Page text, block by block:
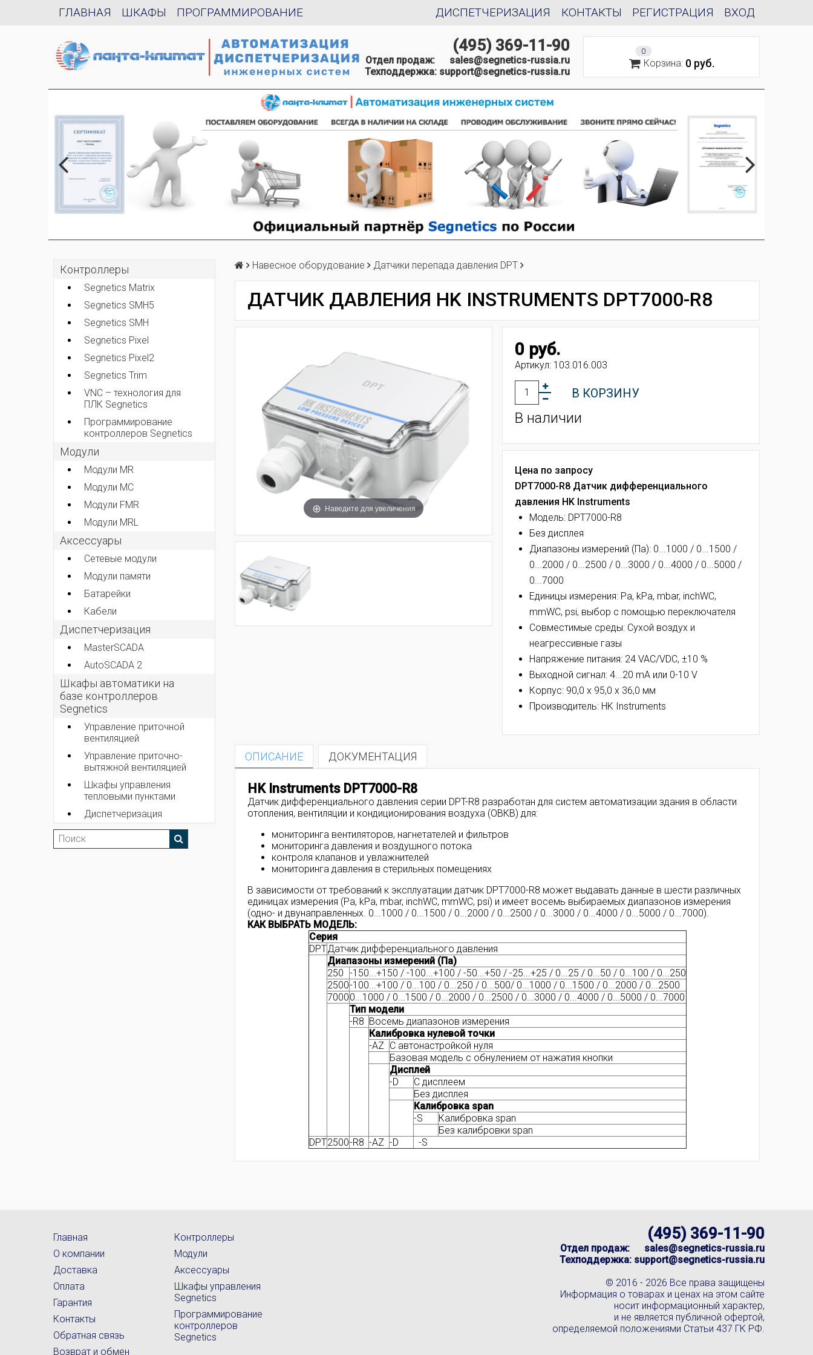
ГЛАВНАЯ ШКАФЫ ПРОГРАММИРОВАНИЕ ВХОД
РЕГИСТРАЦИЯ
КОНТАКТЫ
ДИСПЕТЧЕРИЗАЦИЯ
(495) 369-11-90
Отдел продаж: sales@segnetics-russia.ru
Техподдержка: support@segnetics-russia.ru
0
Корзина: 0 руб.
Контроллеры
Segnetics Matrix
Segnetics SMH5
Segnetics SMH
Segnetics Pixel
Segnetics Pixel2
Segnetics Trim
VNC – технология для
ПЛК Segnetics
Программирование
контроллеров Segnetics
Модули
Модули MR
Модули MC
Модули FMR
Модули MRL
Аксеcсуары
Сетевые модули
Модули памяти
Батарейки
Кабели
Диспетчеризация
MasterSCADA
AutoSCADA 2
Шкафы автоматики на
базе контроллеров
Segnetics
Управление приточной
вентиляцией
Управление приточно-
вытяжной вентиляцией
Шкафы управления
тепловыми пунктами
Диспетчеризация
Навесное оборудование Датчики перепада давления DPT
ДАТЧИК ДАВЛЕНИЯ HK INSTRUMENTS DPT7000-R8
Наведите для увеличения
0 руб.
Артикул: 103.016.003
В КОРЗИНУ
В наличии
Цена по запросу
DPT7000-R8 Датчик дифференциального
давления HK Instruments
Модель: DPT7000-R8
Без дисплея
Диапазоны измерений (Па): 0...1000 / 0...1500 /
0...2000 / 0...2500 / 0...3000 / 0...4000 / 0...5000 /
0...7000
Единицы измерения: Pa, kPa, mbar, inchWC,
mmWC, psi, выбор с помощью переключателя
Совместимые среды: Сухой воздух и
неагрессивные газы
Напряжение питания: 24 VAC/VDC, ±10 %
Выходной сигнал: 4...20 mA или 0-10 V
Корпус: 90,0 x 95,0 x 36,0 мм
Производитель: HK Instruments
ОПИСАНИЕ ДОКУМЕНТАЦИЯ
HK Instruments DPT7000-R8
Датчик дифференциального давления серии DPT-R8 разработан для систем автоматизации здания в области
отопления, вентиляции и кондиционирования воздуха (ОВКВ) для:
мониторинга вентиляторов, нагнетателей и фильтров
мониторинга давления и воздушного потока
контроля клапанов и увлажнителей
мониторинга давления в стерильных помещениях
В зависимости от требований к эксплуатации датчик DPT7000-R8 может выдавать данные в шести различных
единицах измерения (Pa, kPa, mbar, inchWC, mmWC, psi) и имеет восемь выбираемых диапазонов измерения
(одно- и двунаправленных. 0...1000 / 0...1500 / 0...2000 / 0...2500 / 0...3000 / 0...4000 / 0...5000 / 0...7000).
КАК ВЫБРАТЬ МОДЕЛЬ:
Серия
DPTДатчик дифференциального давления
Диапазоны измерений (Па)
250 -150...+150 / -100...+100 / -50...+50 / -25...+25 / 0...25 / 0...50 / 0...100 / 0...250
2500-100...+100 / 0...100 / 0...250 / 0...500/ 0...1000 / 0...1500 / 0...2000 / 0...2500
70000...1000 / 0...1500 / 0...2000 / 0...2500 / 0...3000 / 0...4000 / 0...5000 / 0...7000
Тип модели
-R8 Восемь диапазонов измерения
Калибровка нулевой точки
-AZ С автонастройкой нуля
Базовая модель с обнулением от нажатия кнопки
Дисплей
-D
С дисплеем
Без дисплея
Калибровка span
-S
Калибровка span
Без калибровки span
DPT2500-R8 -AZ -D -S
Главная
О компании
Доставка
Оплата
Гарантия
Контакты
Обратная связь
Возврат и обмен
Контроллеры
Модули
Аксессуары
Шкафы управления
Segnetics
Программирование
контроллеров
Segnetics
(495) 369-11-90
Отдел продаж: sales@segnetics-russia.ru
Техподдержка: support@segnetics-russia.ru
© 2016 - 2026 Все права защищены
Информация о товарах и ценах на этом сайте
носит информационный характер,
и не является публичной офертой,
определяемой положениями Статьи 437 ГК РФ.